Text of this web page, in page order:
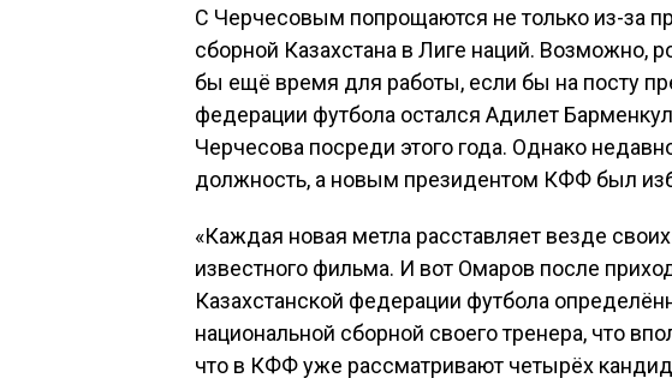
С Черчесовым попрощаются не только из-за
сборной Казахстана в Лиге наций. Возможно,
бы ещё время для работы, если бы на посту
федерации футбола остался Адилет
Черчесова посреди этого года. Однако
должность, а новым президентом КФФ был
«Каждая новая метла расставляет везде своих
известного фильма. И вот Омаров после
Казахстанской федерации футбола
национальной сборной своего тренера, что
что в КФФ уже рассматривают четырёх